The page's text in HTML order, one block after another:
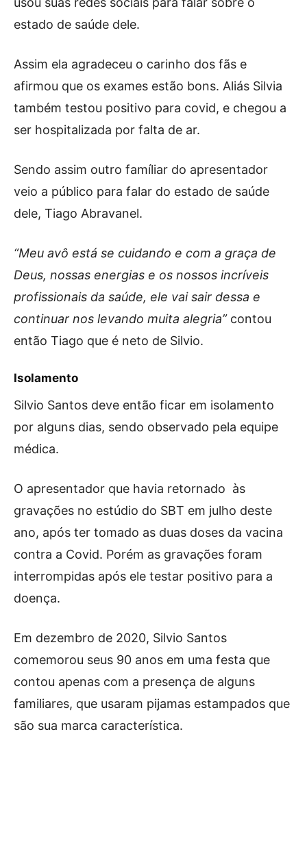
estado de saúde dele.
Assim ela agradeceu o carinho dos fãs e
afirmou que os exames estão bons. Aliás Silvia
também testou positivo para covid, e chegou a
ser hospitalizada por falta de ar.
Sendo assim outro famíliar do apresentador
veio a público para falar do estado de saúde
dele, Tiago Abravanel.
“Meu avô está se cuidando e com a graça de
Deus, nossas energias e os nossos incríveis
profissionais da saúde, ele vai sair dessa e
continuar nos levando muita alegria” contou
então Tiago que é neto de Silvio.
Isolamento
Silvio Santos deve então ficar em isolamento
por alguns dias, sendo observado pela equipe
médica.
O apresentador que havia retornado às
gravações no estúdio do SBT em julho deste
ano, após ter tomado as duas doses da vacina
contra a Covid. Porém as gravações foram
interrompidas após ele testar positivo para a
doença.
Em dezembro de 2020, Silvio Santos
comemorou seus 90 anos em uma festa que
contou apenas com a presença de alguns
familiares, que usaram pijamas estampados que
são sua marca característica.